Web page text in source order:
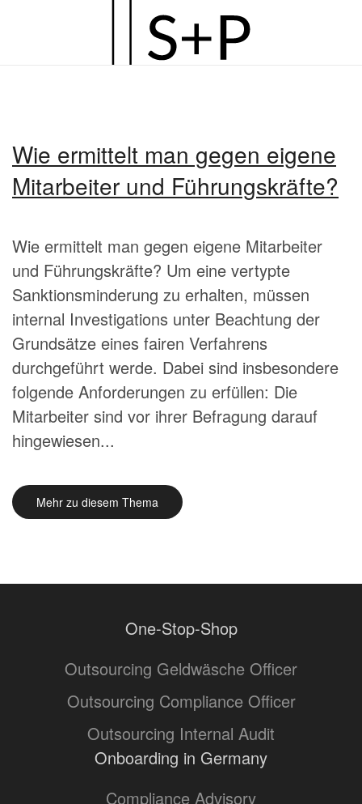
Hauptinhalt
Wie ermittelt man gegen eigene
Mitarbeiter und Führungskräfte?
Wie ermittelt man gegen eigene Mitarbeiter
und Führungskräfte? Um eine vertypte
Sanktionsminderung zu erhalten, müssen
internal Investigations unter Beachtung der
Grundsätze eines fairen Verfahrens
durchgeführt werde. Dabei sind insbesondere
folgende Anforderungen zu erfüllen: Die
Mitarbeiter sind vor ihrer Befragung darauf
hingewiesen...
Mehr zu diesem Thema
One-Stop-Shop
Outsourcing Geldwäsche Officer
Outsourcing Compliance Officer
Outsourcing Internal Audit
Onboarding in Germany
Compliance Advisory